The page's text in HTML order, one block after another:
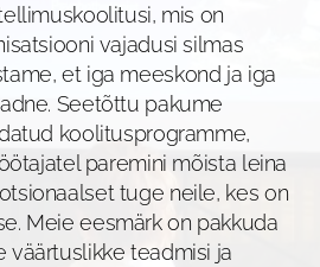
mis on
vajadusi silmas
et iga meeskond ja iga
Seetõttu pakume
koolitusprogramme,
paremini mõista leina
tuge neile, kes on
Meie eesmärk on pakkuda
väärtuslikke teadmisi ja